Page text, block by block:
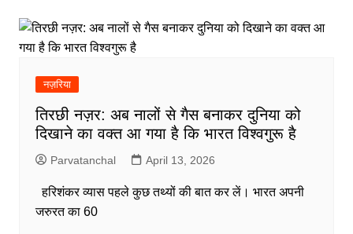
नज़रिया
तिरछी नज़र: अब नालों से गैस बनाकर दुनिया को
दिखाने का वक्त आ गया है कि भारत विश्वगुरू है
Parvatanchal April 13, 2026
हरिशंकर व्यास पहले कुछ तथ्यों की बात कर लें। भारत अपनी
जरुरत का 60